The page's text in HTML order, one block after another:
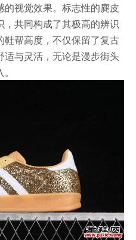
视觉效果。标志性的麂皮
共同构成了其极高的辨识
鞋帮高度，不仅保留了复古
适与灵活，无论是漫步街头